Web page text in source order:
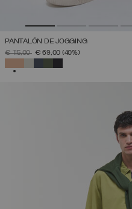
PANTALÓN DE JOGGING
PRECIO REBAJADO DE
€ 115,00A€ 69,00 (40%)